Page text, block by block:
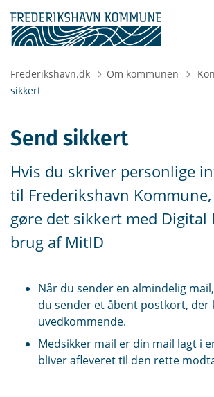
Frederikshavn.dk Om kommunen
sikkert
Send sikkert
Hvis du skriver personlige
til Frederikshavn
gøre det sikkert med Digital
brug af MitID
Når du sender en almindelig
du sender et åbent postkort, der
uvedkommende.
Medsikker mail er din mail lagt i
bliver afleveret til den rette